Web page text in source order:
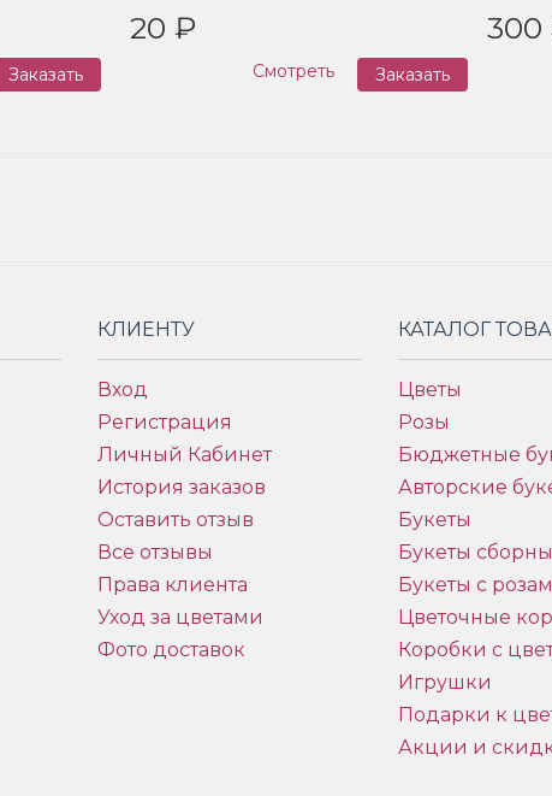
20 ₽
Заказать Смотреть
300
Заказать
КЛИЕНТУ
Вход
Регистрация
Личный Кабинет
История заказов
Оставить отзыв
Все отзывы
Права клиента
Уход за цветами
Фото доставок
КАТАЛОГ
Цветы
Розы
Бюджетные
Авторские
Букеты
Букеты
Букеты с
Цветочные
Коробки с
Игрушки
Подарки к
Акции и